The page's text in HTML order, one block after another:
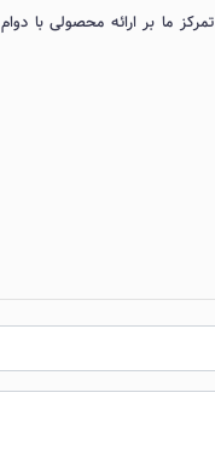
ما بر ارائه محصولی با